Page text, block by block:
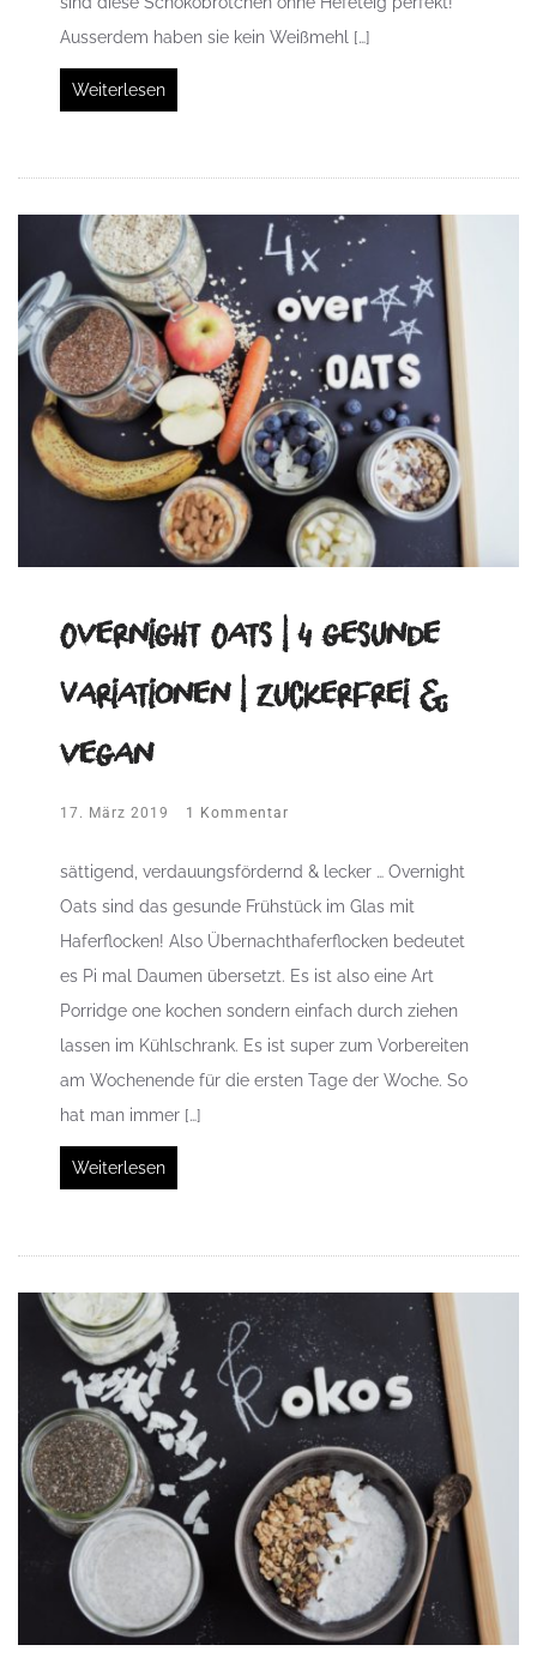
Ausserdem haben sie kein Weißmehl […]
Weiterlesen
Overnight Oats | 4 gesunde
Variationen | zuckerfrei &
vegan
17. März 2019 1 Kommentar
sättigend, verdauungsfördernd & lecker … Overnight
Oats sind das gesunde Frühstück im Glas mit
Haferflocken! Also Übernachthaferflocken bedeutet
es Pi mal Daumen übersetzt. Es ist also eine Art
Porridge one kochen sondern einfach durch ziehen
lassen im Kühlschrank. Es ist super zum Vorbereiten
am Wochenende für die ersten Tage der Woche. So
hat man immer […]
Weiterlesen